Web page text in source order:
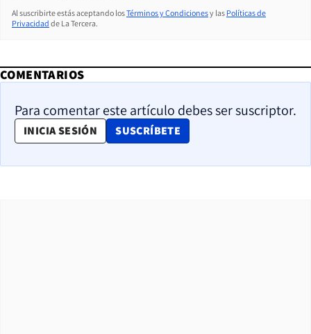
Al suscribirte estás aceptando losTérminos y Condicionesy las Políticas de
Privacidad de La Tercera.
COMENTARIOS
Para comentar este artículo debes ser suscriptor.
INICIA SESIÓN SUSCRÍBETE
OPENS IN NEW WINDOW